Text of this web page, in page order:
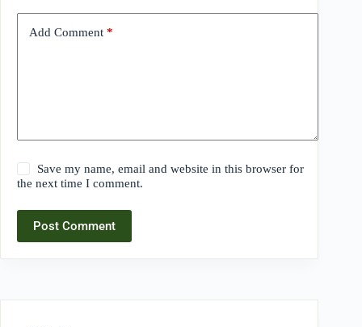
Add Comment *
Save my name, email and website in this browser for
the next time I comment.
Post Comment